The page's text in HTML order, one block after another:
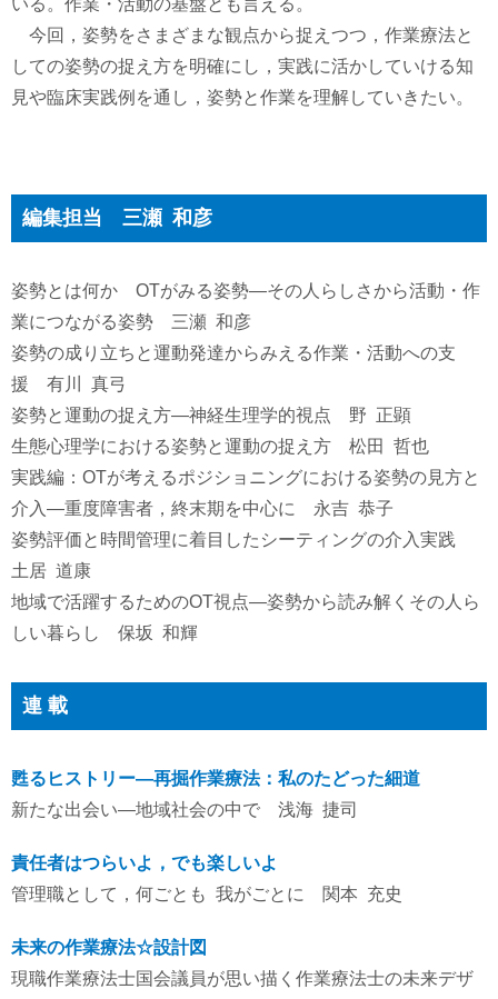
いる。作業・活動の基盤とも言える。
今回，姿勢をさまざまな観点から捉えつつ，作業療法と
しての姿勢の捉え方を明確にし，実践に活かしていける知
見や臨床実践例を通し，姿勢と作業を理解していきたい。
編集担当 三瀬 和彦
姿勢とは何か OTがみる姿勢―その人らしさから活動・作
業につながる姿勢 三瀬 和彦
姿勢の成り立ちと運動発達からみえる作業・活動への支
援 有川 真弓
姿勢と運動の捉え方―神経生理学的視点 野 正顕
生態心理学における姿勢と運動の捉え方 松田 哲也
実践編：OTが考えるポジショニングにおける姿勢の見方と
介入―重度障害者，終末期を中心に 永吉 恭子
姿勢評価と時間管理に着目したシーティングの介入実践
土居 道康
地域で活躍するためのOT視点―姿勢から読み解くその人ら
しい暮らし 保坂 和輝
連 載
甦るヒストリー―再掘作業療法：私のたどった細道
新たな出会い―地域社会の中で 浅海 捷司
責任者はつらいよ，でも楽しいよ
管理職として，何ごとも 我がごとに 関本 充史
未来の作業療法☆設計図
現職作業療法士国会議員が思い描く作業療法士の未来デザ